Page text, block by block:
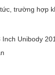
trường hợp
Unibody